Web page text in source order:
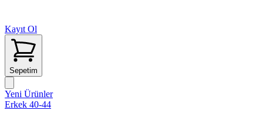
Kayıt Ol
Sepetim
Yeni Ürünler
Erkek 40-44